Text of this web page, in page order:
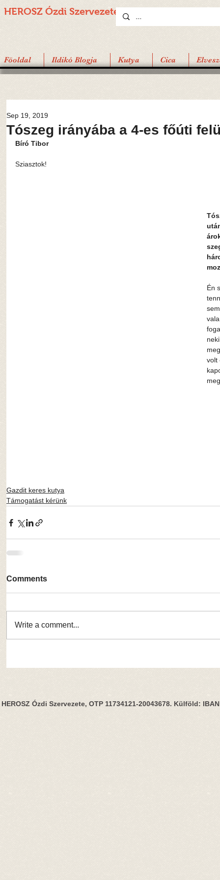
HEROSZ Ózdi Szervezete
Föoldal Ildikó Blogja Kutya Cica
Tószeg irányába a 4-es főúti
Sep 19, 2019
Bíró Tibor
Sziasztok!
Én
volt
Gazdit keres kutya
Támogatást kérünk
Comments
Write a comment...
HEROSZ Ózdi Szervezete, OTP 11734121-20043678. Külföld: